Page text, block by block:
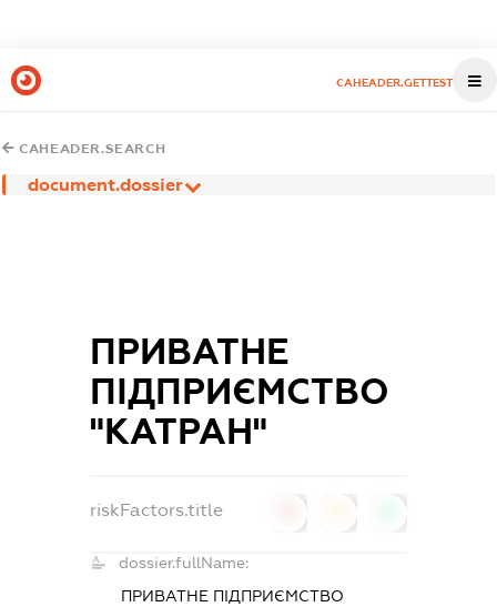
CAHEADER.GETTEST
CAHEADER.SEARCH
document.dossier
ПРИВАТНЕ
ПІДПРИЄМСТВО
"КАТРАН"
riskFactors.title
dossier.fullName:
ПРИВАТНЕ ПІДПРИЄМСТВО